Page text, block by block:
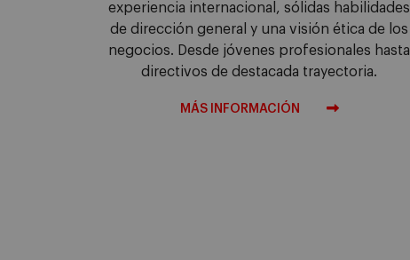
experiencia internacional, sólidas habilidades
de dirección general y una visión ética de los
negocios. Desde jóvenes profesionales hasta
directivos de destacada trayectoria.
MÁS INFORMACIÓN